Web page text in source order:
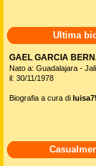
Ultima
GAEL GARCIA
Nato a: Guadalajara -
il: 30/11/1978
Biografia a cura di